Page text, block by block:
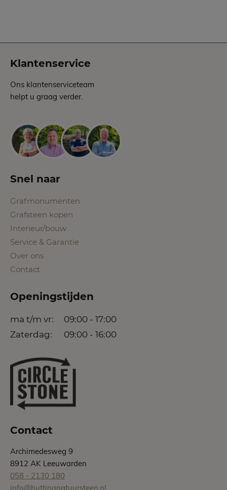
Klantenservice
Ons klantenserviceteam
helpt u graag verder.
Snel naar
Grafmonumenten
Grafsteen kopen
Interieur/bouw
Service & Garantie
Over ons
Contact
Openingstijden
ma t/m vr:
09:00 - 17:00
Zaterdag:
09:00 - 16:00
Contact
Archimedesweg 9
8912 AK Leeuwarden
058 - 2130 180
info@huttingnatuursteen.nl